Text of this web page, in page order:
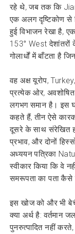
रहे थे, जब तक कि
एक अलग दृष्टिकोण से
हुई विभाजन रेखा है,
153° West देशांतरों
गोलार्धों में बाँटता है
वह अक्ष यूरोप,
प्रत्येक ओर, अवशोषित
लगभग समान है। इस
कहते हैं, तीन ऐसे
दूसरे के साथ संरेखित
प्रभाव, और दोनों
अध्ययन पत्रिका
स्वीकार किया कि वे
समरूपता का पता कैसे
इस खोज को और भी
क्या अर्थ है: वर्तमान
पुनरुत्पादित नहीं